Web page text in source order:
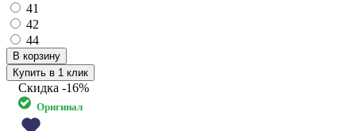
41
42
44
Купить в 1 клик
Скидка -16%
Оригинал